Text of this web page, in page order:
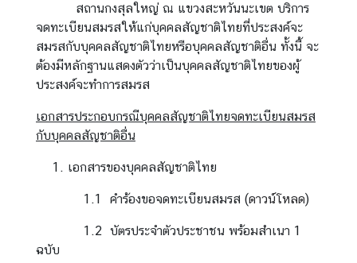
บ
ส
ถ
า
ก
ง
ฯ
สถานกงสุลใหญ่ ณ แขวงสะหวันนะเขต บริการ
จดทะเบียนสมรสให้แก่บุคคลสัญชาติไทยที่ประสงค์จะ
สมรสกับบุคคลสัญชาติไทยหรือบุคคลสัญชาติอื่น ทั้งนี้ จะ
ต้องมีหลักฐานแสดงตัวว่าเป็นบุคคลสัญชาติไทยของผู้
ประสงค์จะทำการสมรส
เอกสารประกอบกรณีบุคคลสัญชาติไทยจดทะเบียนสมรส
กับบุคคลสัญชาติอื่น
เอกสารของบุคคลสัญชาติไทย
1.1 คำร้องขอจดทะเบียนสมรส (ดาวน์โหลด)
1.2 บัตรประจำตัวประชาชน พร้อมสำเนา 1
ฉบับ